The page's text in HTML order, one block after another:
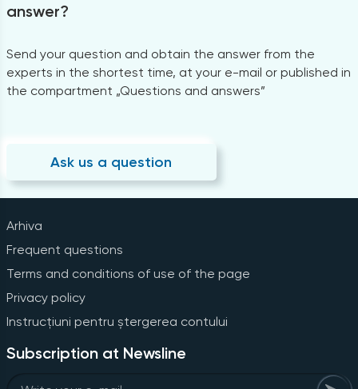
answer?
Send your question and obtain the answer from the
experts in the shortest time, at your e-mail or published in
the compartment „Questions and answers”
Ask us a question
Arhiva
Frequent questions
Terms and conditions of use of the page
Privacy policy
Instrucțiuni pentru ștergerea contului
Subscription at Newsline